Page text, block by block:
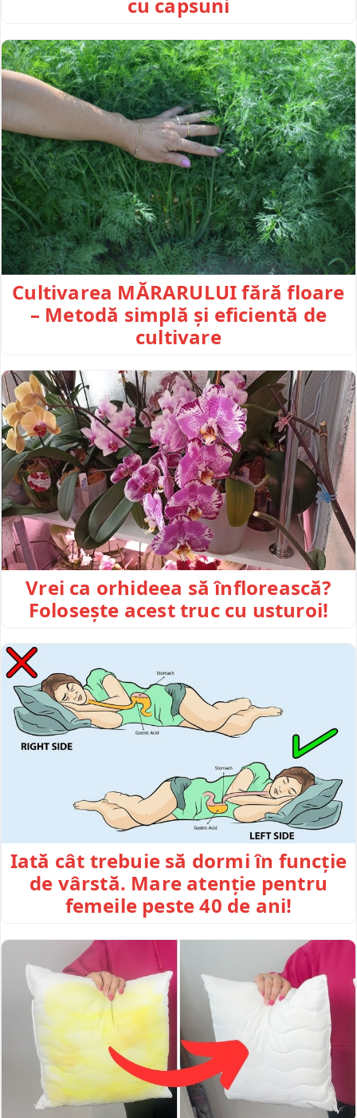
cu capsuni
Cultivarea MĂRARULUI fără floare
– Metodă simplă și eficientă de
cultivare
Vrei ca orhideea să înflorească?
Folosește acest truc cu usturoi!
Iată cât trebuie să dormi în funcție
de vârstă. Mare atenție pentru
femeile peste 40 de ani!